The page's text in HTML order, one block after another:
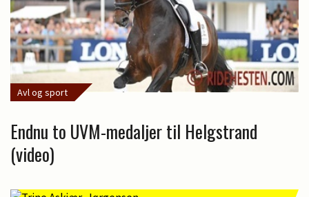
Avl og sport
Endnu to UVM-medaljer til Helgstrand
(video)